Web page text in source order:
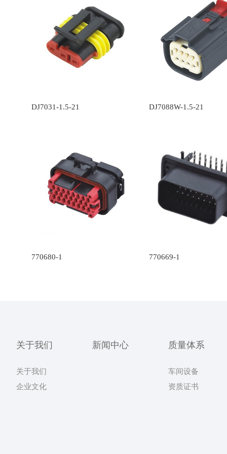
DJ7031-1.5-21 DJ7088W-1.5-21
770680-1 770669-1
关于我们
关于我们
企业文化
新闻中心 质量体系
车间设备
资质证书